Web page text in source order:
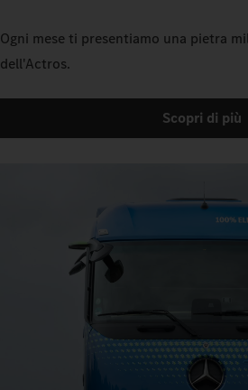
Ogni mese ti presentiamo una pietra
dell'Actros.
Scopri di più